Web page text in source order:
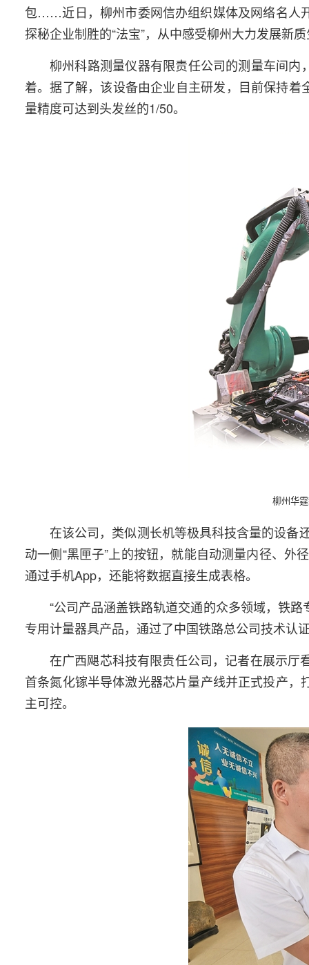
包……近日，柳州市委网信办组织媒体及网络名人
探秘企业制胜的“法宝”，从中感受柳州大力发展新
柳州科路测量仪器有限责任公司的测量车间
着。据了解，该设备由企业自主研发，目前保持
量精度可达到头发丝的1/50。
柳州华
在该公司，类似测长机等极具科技含量的设备
动一侧“黑匣子”上的按钮，就能自动测量内径、
通过手机App，还能将数据直接生成表格。
“公司产品涵盖铁路轨道交通的众多领域，铁
专用计量器具产品，通过了中国铁路总公司技术认
在广西飓芯科技有限责任公司，记者在展示
首条氮化镓半导体激光器芯片量产线并正式投产，
主可控。